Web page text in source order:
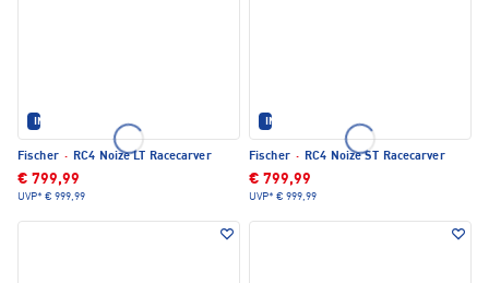
IM SET ERHÄLTLICH
Fischer · RC4 Noize LT Racecarver
€ 799,99
UVP* € 999,99
IM SET ERHÄLTLICH
Fischer · RC4 Noize ST Racecarver
€ 799,99
UVP* € 999,99